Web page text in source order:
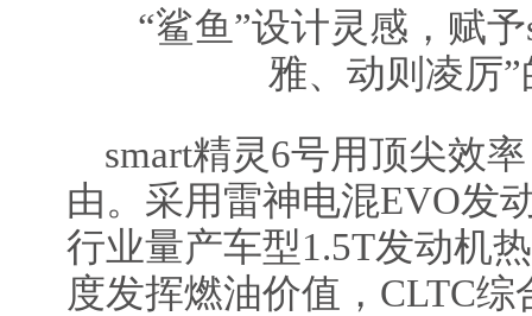
“鲨鱼”设计灵感，赋
雅、动则凌厉
smart精灵6号用顶尖效
由。采用雷神电混EVO发
行业量产车型1.5T发动机
度发挥燃油价值，CLTC